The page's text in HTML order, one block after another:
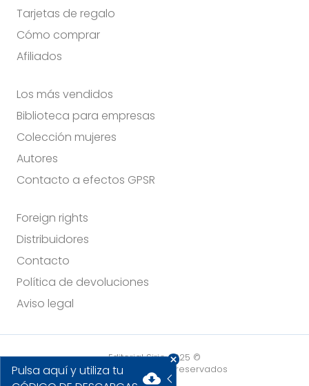
cloud_download
Pulsa aquí y utiliza tu
Tarjetas de regalo
Cómo comprar
Afiliados
Los más vendidos
Biblioteca para empresas
Colección mujeres
Autores
Contacto a efectos GPSR
Foreign rights
Distribuidores
Contacto
Política de devoluciones
Aviso legal
Editorial Sirio 2025 ©
Todos los derechos reservados